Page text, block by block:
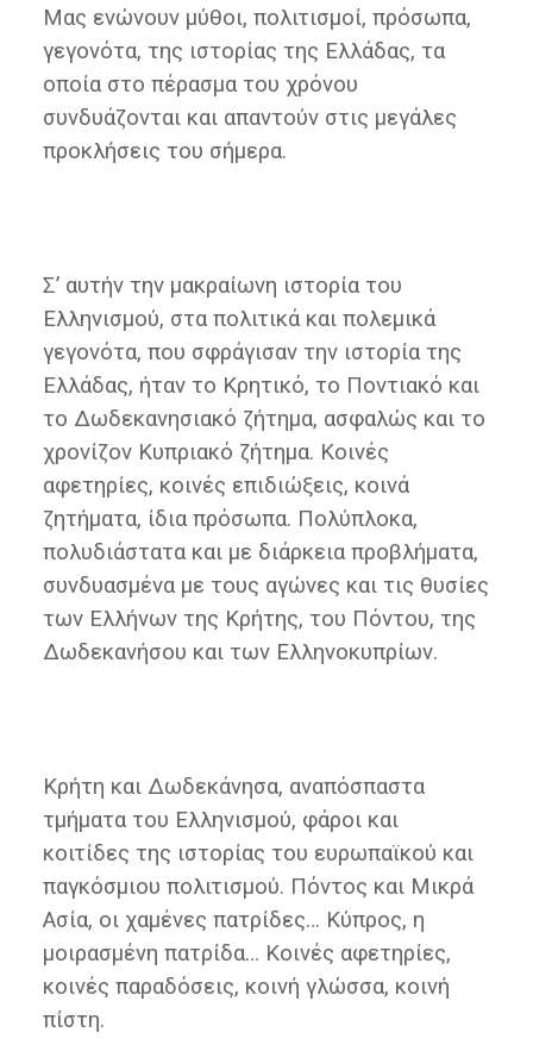
Μας ενώνουν μύθοι, πολιτισμοί, πρόσωπα,
γεγονότα, της ιστορίας της Ελλάδας, τα
οποία στο πέρασμα του χρόνου
συνδυάζονται και απαντούν στις μεγάλες
προκλήσεις του σήμερα.
Σ’ αυτήν την μακραίωνη ιστορία του
Ελληνισμού, στα πολιτικά και πολεμικά
γεγονότα, που σφράγισαν την ιστορία της
Ελλάδας, ήταν το Κρητικό, το Ποντιακό και
το Δωδεκανησιακό ζήτημα, ασφαλώς και το
χρονίζον Κυπριακό ζήτημα. Κοινές
αφετηρίες, κοινές επιδιώξεις, κοινά
ζητήματα, ίδια πρόσωπα. Πολύπλοκα,
πολυδιάστατα και με διάρκεια προβλήματα,
συνδυασμένα με τους αγώνες και τις θυσίες
των Ελλήνων της Κρήτης, του Πόντου, της
Δωδεκανήσου και των Ελληνοκυπρίων.
Κρήτη και Δωδεκάνησα, αναπόσπαστα
τμήματα του Ελληνισμού, φάροι και
κοιτίδες της ιστορίας του ευρωπαϊκού και
παγκόσμιου πολιτισμού. Πόντος και Μικρά
Ασία, οι χαμένες πατρίδες… Κύπρος, η
μοιρασμένη πατρίδα… Κοινές αφετηρίες,
κοινές παραδόσεις, κοινή γλώσσα, κοινή
πίστη.